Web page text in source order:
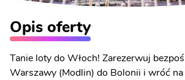
Opis oferty
Tanie loty do Włoch! Zarezerwuj
Warszawy (Modlin) do Bolonii i wróć